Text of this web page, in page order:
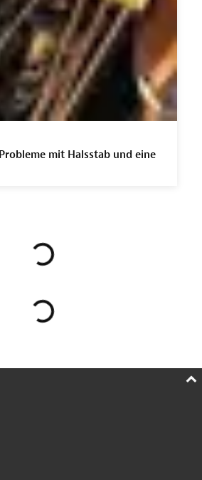
mit Halsstab und eine